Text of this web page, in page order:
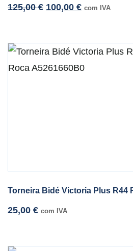
125,00€ 100,00 € com IVA
Torneira Bidé Victoria Plus R44
25,00 € com IVA